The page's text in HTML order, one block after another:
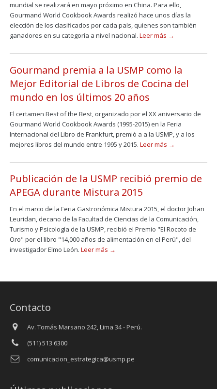
mundial se realizará en mayo próximo en China. Para ello,
Gourmand World Cookbook Awards realizó hace unos días la
elección de los clasificados por cada país, quienes son también
ganadores en su categoría a nivel nacional. Leer más →
Gourmand premia a la USMP como la
Mejor Editorial de Libros de Cocina del
mundo en los últimos 20 años
El certamen Best of the Best, organizado por el XX aniversario de
Gourmand World Cookbook Awards (1995-2015) en la Feria
Internacional del Libro de Frankfurt, premió a a la USMP, y a los
mejores libros del mundo entre 1995 y 2015. Leer más →
Publicación de la USMP recibió premio de
APEGA durante Mistura 2015
En el marco de la Feria Gastronómica Mistura 2015, el doctor Johan
Leuridan, decano de la Facultad de Ciencias de la Comunicación,
Turismo y Psicología de la USMP, recibió el Premio "El Rocoto de
Oro" por el libro "14,000 años de alimentación en el Perú", del
investigador Elmo León. Leer más →
Contacto
Av. Tomás Marsano 242, Lima 34 - Perú.
(511) 513 6300
comunicacion_estrategica@usmp.pe